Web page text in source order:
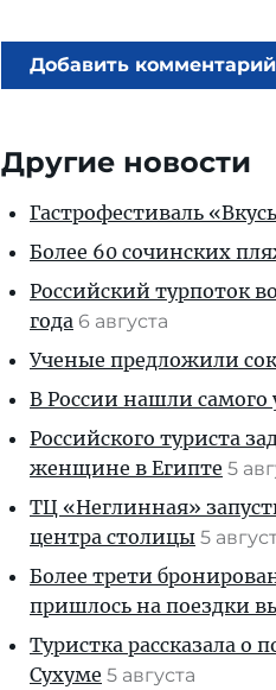
Добавить комментарий
Другие новости
Гастрофестиваль
Более 60 сочинских
Российский турпоток
года 6 августа
Ученые предложили
В России нашли самого
Российского туриста
женщине в Египте 5
ТЦ «Неглинная»
центра столицы 5
Более трети
пришлось на поездки
Туристка рассказала о
Сухуме 5 августа